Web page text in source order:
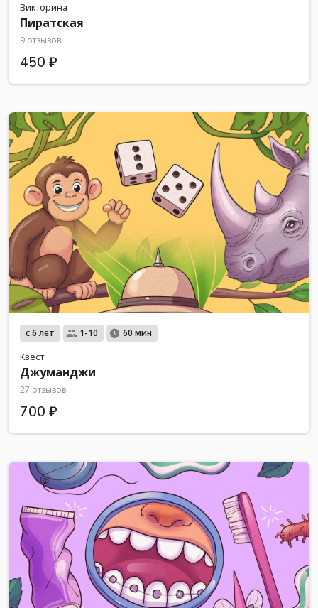
Викторина
Пиратская
9 отзывов
450 ₽
с 6 лет 1-10 60 мин
Квест
Джуманджи
27 отзывов
700 ₽